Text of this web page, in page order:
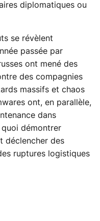
diplomatiques ou
se révèlent
passée par
ont mené des
des compagnies
massifs et chaos
ont, en parallèle,
dans
quoi démontrer
déclencher des
ruptures logistiques